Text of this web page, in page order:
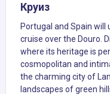
Круиз
Portugal and Spain will
cruise over the Douro.
where its heritage is
cosmopolitan and
the charming city of
landscapes of green